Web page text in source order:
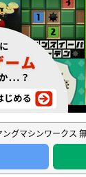
ングマシンワークス